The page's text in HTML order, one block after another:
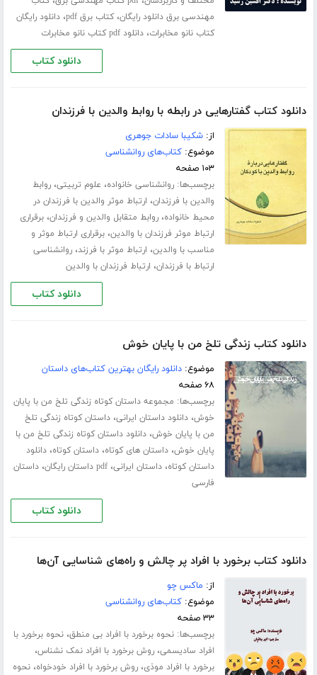
مهندسی برق دانلود رایگان،کتاب برق pdf ،دانلود رایگان
کتاب نانو مخابرات،دانلود pdf کتاب نانو مخابرات
دانلود کتاب
دانلود کتاب گفتارهایی در رابطه با روابط والدین با فرزندان
از:شکیبا سادات جوهری
موضوع:کتاب‌های روانشناسی
۱۰۳ صفحه
برچسب‌ها:روانشناسی خانواده، علوم تربیتی،روابط
والدین با فرزندان، ارتباط موثر والدین با فرزندان در
محیط خانواده،روابط متقابل والدین و فرزندان،برقراری
ارتباط موثر فرزندان با والدین،برقراری ارتباط موثر و
مناسب با والدین، ارتباط موثر با فرزند،روانشناسی
ارتباط با فرزندان، ارتباط فرزندان با والدین
دانلود کتاب
دانلود کتاب زندگی تلخ من با پایان خوش
موضوع:دانلود رایگان بهترین کتاب‌های داستان
۶۸ صفحه
برچسب‌ها: مجموعه داستان کوتاه زندگی تلخ من با پایان
خوش،دانلود داستان ایرانی،داستان کوتاه زندگی تلخ
من با پایان خوش،دانلود داستان کوتاه زندگی تلخ من با
پایان خوش،داستان های کوتاه،داستان کوتاه،دانلود
داستان کوتاه،داستان ایرانی،pdf داستان رایگان ،داستان
فارسی
دانلود کتاب
دانلود کتاب برخورد با افراد پر چالش و راه‌های شناسایی آن‌ها
از: ماکس چو
موضوع:کتاب‌های روانشناسی
۳۳ صفحه
برچسب‌ها:نحوه برخورد با افراد بی منطق،نحوه برخورد با
افراد سادیسمی،روش برخورد با افراد نمک نشناس،
برخورد با افراد موذی،روش برخورد با افراد خودخواه،نحوه